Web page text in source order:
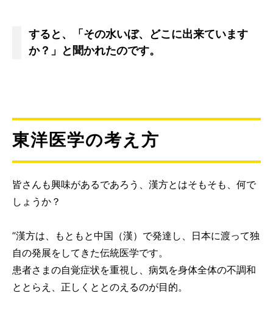
すると、「その水いぼ、どこに出来ています
か？」と聞かれたのです。
東洋医学の考え方
皆さんも興味があるであろう、漢方とはそもそも、何で
しょうか？
”漢方は、もともと中国（漢）で発達し、日本に渡って独
自の発展をしてきた伝統医学です。
患者さまの自覚症状を重視し、病気を身体全体の不調和
ととらえ、正しくととのえるのが目的。